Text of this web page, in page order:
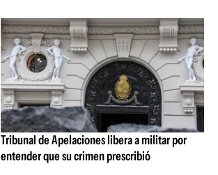
Tribunal de Apelaciones libera a militar por
entender que su crimen prescribió